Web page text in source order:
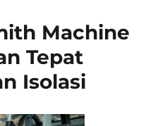
Machine
Tepat
Isolasi